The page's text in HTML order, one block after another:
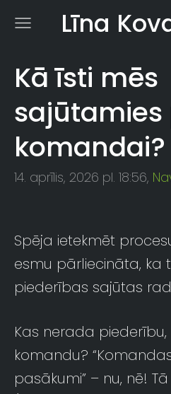
Līna
Kā īsti mēs
sajūtamies
komandai?
14. aprīlis, 2026 pl. 18:56,
Spēja ietekmēt
esmu pārliecināta, ka
piederības sajūtas
Kas nerada
komandu?
pasākumi” – nu, nē!